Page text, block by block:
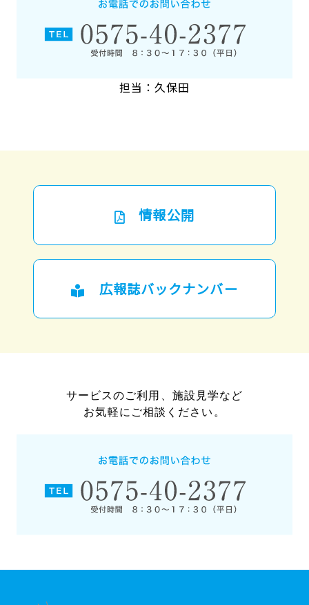
担当：久保田
情報公開
広報誌バックナンバー
サービスのご利用、施設見学など
お気軽にご相談ください。